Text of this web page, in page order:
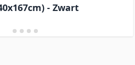
- Zwart